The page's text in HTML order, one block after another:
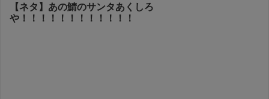
【ネタ】あの鯖のサンタあくしろ
や！！！！！！！！！！！！